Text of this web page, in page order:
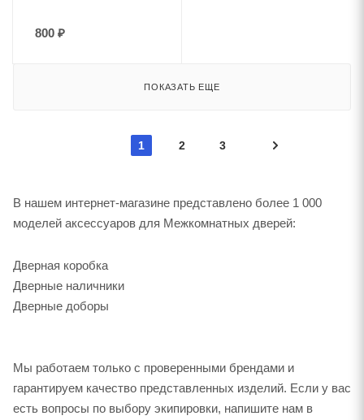
800 ₽
ПОКАЗАТЬ ЕЩЕ
1 2 3
В нашем интернет-магазине представлено более 1 000
моделей аксессуаров для Межкомнатных дверей:
Дверная коробка
Дверные наличники
Дверные доборы
Мы работаем только с проверенными брендами и
гарантируем качество представленных изделий. Если у вас
есть вопросы по выбору экипировки, напишите нам в